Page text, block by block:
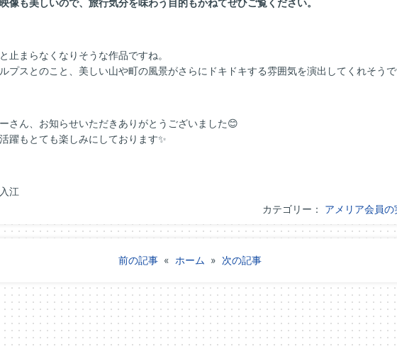
止まらなくなりそうな作品ですね。
プスとのこと、美しい山や町の風景がさらにドキドキする雰囲気を演出してくれそうで
さん、お知らせいただきありがとうございました😊
躍もとても楽しみにしております✨
江
カテゴリー： アメリア会員の
前の記事 « ホーム » 次の記事